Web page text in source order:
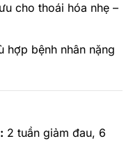
cho thoái hóa nhẹ –
hợp bệnh nhân nặng
2 tuần giảm đau, 6